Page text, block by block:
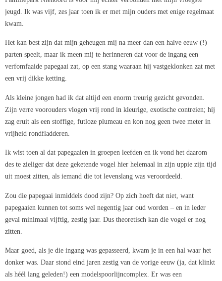
jeugd. Ik was vijf, zes jaar toen ik er met mijn ouders met enige regelmaat
kwam.
Het kan best zijn dat mijn geheugen mij na meer dan een halve eeuw (!)
parten speelt, maar ik meen mij te herinneren dat voor de ingang een
verfomfaaide papegaai zat, op een stang waaraan hij vastgeklonken zat met
een vrij dikke ketting.
Als kleine jongen had ik dat altijd een enorm treurig gezicht gevonden.
Zijn verre voorouders vlogen vrij rond in kleurige, exotische contreien; híj
zag eruit als een stoffige, futloze plumeau en kon nog geen twee meter in
vrijheid rondfladderen.
Ik wist toen al dat papegaaien in groepen leefden en ik vond het daarom
des te zieliger dat deze geketende vogel hier helemaal in zijn uppie zijn tijd
uit moest zitten, als iemand die tot levenslang was veroordeeld.
Zou die papegaai inmiddels dood zijn? Op zich hoeft dat niet, want
papegaaien kunnen tot soms wel negentig jaar oud worden – en in ieder
geval minimaal vijftig, zestig jaar. Dus theoretisch kan die vogel er nog
zitten.
Maar goed, als je die ingang was gepasseerd, kwam je in een hal waar het
donker was. Daar stond eind jaren zestig van de vorige eeuw (ja, dat klinkt
als héél lang geleden!) een modelspoorlijncomplex. Er was een